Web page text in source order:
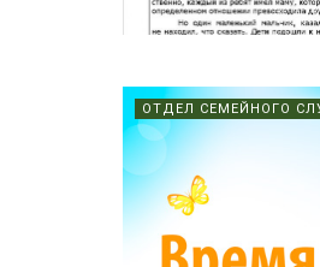
ОТДЕЛ СЕМЕЙНОГО